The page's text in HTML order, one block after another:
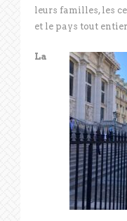
leurs familles, les
et le pays tout
La